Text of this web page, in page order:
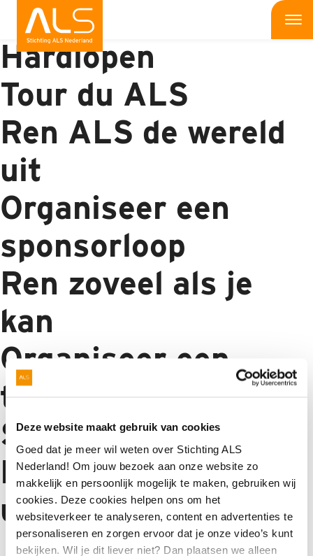
Deze website maakt gebruik van cookies
Goed dat je meer wil weten over Stichting ALS
Nederland! Om jouw bezoek aan onze website zo
makkelijk en persoonlijk mogelijk te maken, gebruiken wij
cookies. Deze cookies helpen ons om het
websiteverkeer te analyseren, content en advertenties te
personaliseren en zorgen ervoor dat je onze video’s kunt
bekijken. Wil je dit liever niet? Dan plaatsen we alleen
Wat kun jij doen
Bedrijven
Onderzoek
Wat doen wij
Patiënten
Nieuws
Nabestaanden
Sportieve actie:
Hardlopen
Tour du ALS
Ren ALS de wereld
uit
Organiseer een
sponsorloop
Ren zoveel als je
kan
Organiseer een
themarun
Stappen voor ALS
De ultieme
uitdaging